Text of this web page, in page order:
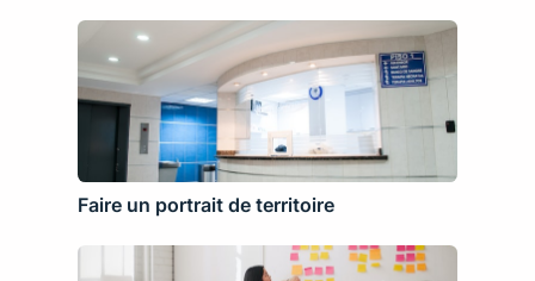
Faire un portrait de territoire